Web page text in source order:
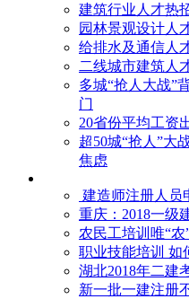
建筑行业人才热
园林景观设计人
给排水及通信人
二线城市建筑人
多城“抢人大战”
门
20省份平均工资
超50城“抢人”大
焦虑
建造师注册人员
重庆：2018一级
农民工培训唯“农
职业技能培训 如
湖北2018年二建
新一批一建注册